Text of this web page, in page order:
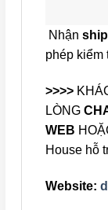
Nhận
phép kiểm
>>>>
LÒNG
WEB
House hỗ
Website: